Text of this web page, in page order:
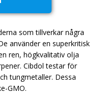
som tillverkar några
använder en superkritisk
ren, högkvalitativ olja
Cibdol testar för
tungmetaller. Dessa
GMO.